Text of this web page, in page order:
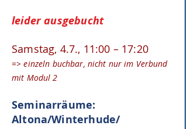
leider ausgebucht
Samstag, 4.7., 11:00 – 17:20
=> einzeln buchbar, nicht nur im Verbund
mit Modul 2
Seminarräume:
Altona/Winterhude/